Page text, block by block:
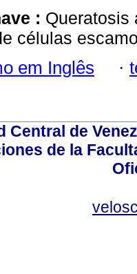
: Queratosis
células
em Inglês ·
Central de
de la